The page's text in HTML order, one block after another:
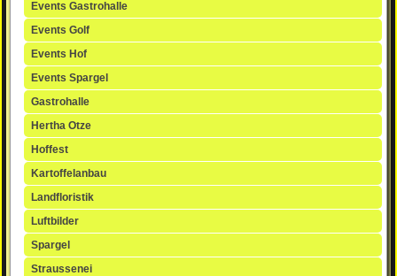
Events Gastrohalle
Events Golf
Events Hof
Events Spargel
Gastrohalle
Hertha Otze
Hoffest
Kartoffelanbau
Landfloristik
Luftbilder
Spargel
Straussenei